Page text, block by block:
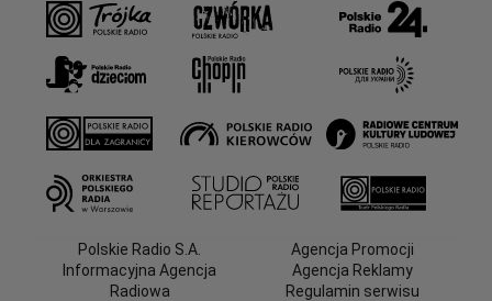
Polskie Radio S.A.
Informacyjna Agencja
Radiowa
Agencja Promocji
Agencja Reklamy
Regulamin serwisu